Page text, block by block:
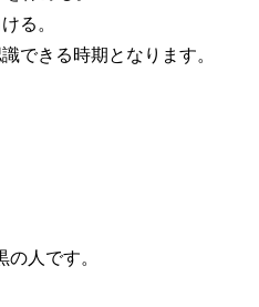
る。
できる時期となります。
人です。